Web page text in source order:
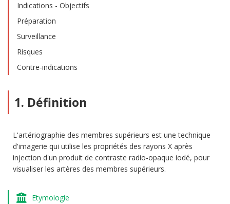
Indications - Objectifs
Préparation
Surveillance
Risques
Contre-indications
1. Définition
L'artériographie des membres supérieurs est une technique
d'imagerie qui utilise les propriétés des rayons X après
injection d'un produit de contraste radio-opaque iodé, pour
visualiser les artères des membres supérieurs.
Etymologie